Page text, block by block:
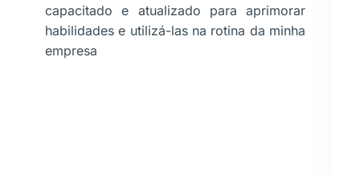
capacitado e atualizado para aprimorar
habilidades e utilizá-las na rotina da minha
empresa